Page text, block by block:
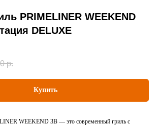
PRIMELINER WEEKEND
DELUXЕ
р.
Купить
WEEKEND 3B — это современный гриль с